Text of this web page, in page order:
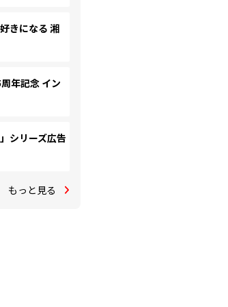
きになる 湘
年記念 イン
シリーズ広告
もっと見る